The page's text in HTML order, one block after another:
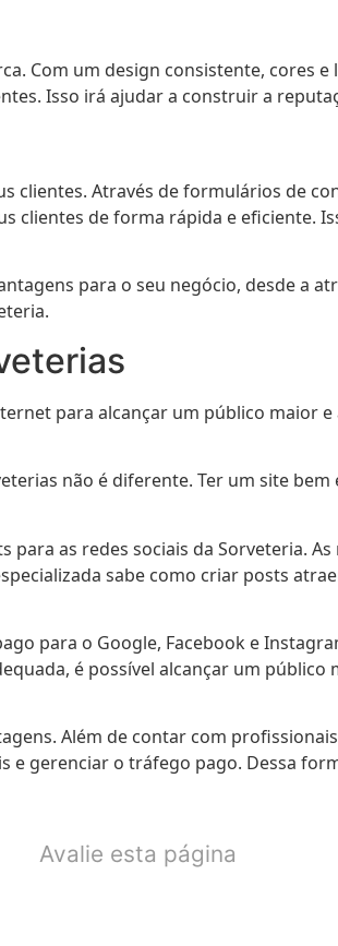
Com um design consistente, cores
Isso irá ajudar a construir a
Através de formulários de
clientes de forma rápida e eficiente.
para o seu negócio, desde a
para alcançar um público maior
não é diferente. Ter um site
as redes sociais da Sorveteria.
sabe como criar posts
para o Google, Facebook e
é possível alcançar um
Além de contar com
gerenciar o tráfego pago. Dessa
Avalie esta página